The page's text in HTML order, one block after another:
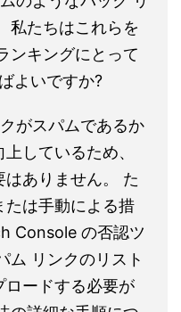
私たちはこれらを
ンキングにとって
よいですか?
がスパムであるか
しているため、
ありません。 た
たは手動による措
Console の否認ツ
ム リンクのリスト
ロードする必要が